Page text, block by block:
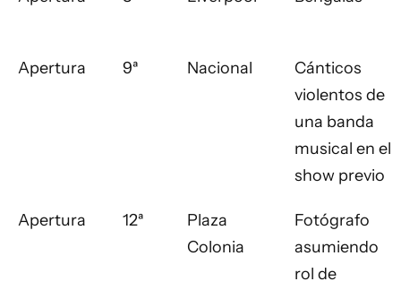
Apertura 9ª Nacional
Cánticos
violentos de
una banda
musical en el
show previo
Apertura 12ª
Plaza
Colonia
Fotógrafo
asumiendo
rol de